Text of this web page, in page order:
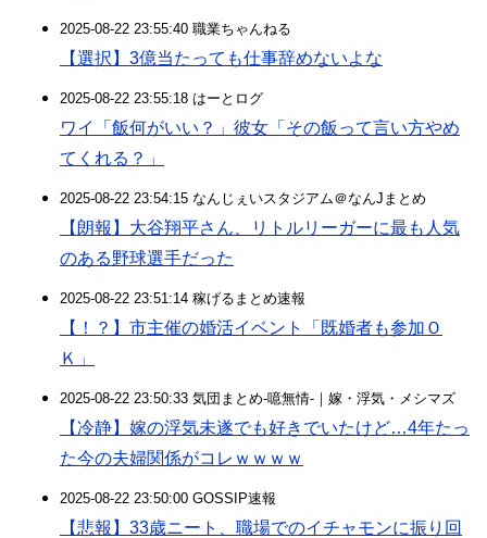
2025-08-22 23:55:40 職業ちゃんねる
【選択】3億当たっても仕事辞めないよな
2025-08-22 23:55:18 はーとログ
ワイ「飯何がいい？」彼女「その飯って言い方やめ
てくれる？」
2025-08-22 23:54:15 なんじぇいスタジアム＠なんJまとめ
【朗報】大谷翔平さん、リトルリーガーに最も人気
のある野球選手だった
2025-08-22 23:51:14 稼げるまとめ速報
【！？】市主催の婚活イベント「既婚者も参加Ｏ
Ｋ」
2025-08-22 23:50:33 気団まとめ-噫無情-｜嫁・浮気・メシマズ
【冷静】嫁の浮気未遂でも好きでいたけど…4年たっ
た今の夫婦関係がコレｗｗｗｗ
2025-08-22 23:50:00 GOSSIP速報
【悲報】33歳ニート、職場でのイチャモンに振り回